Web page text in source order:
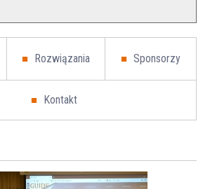
Rozwiązania Sponsorzy
Kontakt